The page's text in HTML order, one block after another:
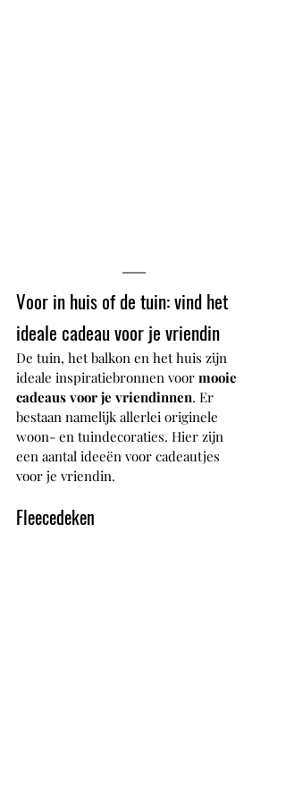
Voor in huis of de tuin: vind het
ideale cadeau voor je vriendin
De tuin, het balkon en het huis zijn
ideale inspiratiebronnen voor mooie
cadeaus voor je vriendinnen. Er
bestaan namelijk allerlei originele
woon- en tuindecoraties. Hier zijn
een aantal ideeën voor cadeautjes
voor je vriendin.
Fleecedeken